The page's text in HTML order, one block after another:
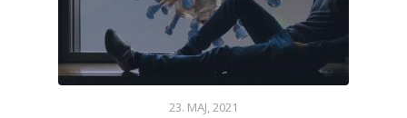
23. MAJ, 2021